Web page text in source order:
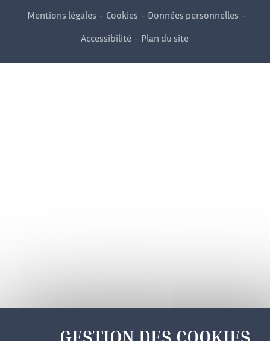
Mentions légales Cookies Données personnelles
Accessibilité Plan du site